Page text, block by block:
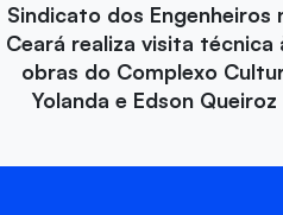
Sindicato dos Engenheiros
Ceará realiza visita técnica
obras do Complexo
Yolanda e Edson Queiroz